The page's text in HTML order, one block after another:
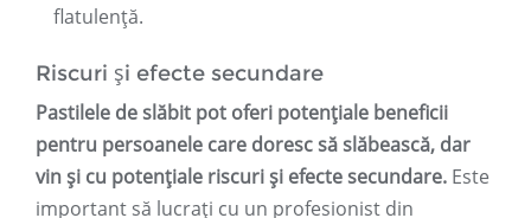
flatulență.
Riscuri și efecte secundare
Pastilele de slăbit pot oferi potențiale beneficii
pentru persoanele care doresc să slăbească, dar
vin și cu potențiale riscuri și efecte secundare. Este
important să lucrați cu un profesionist din